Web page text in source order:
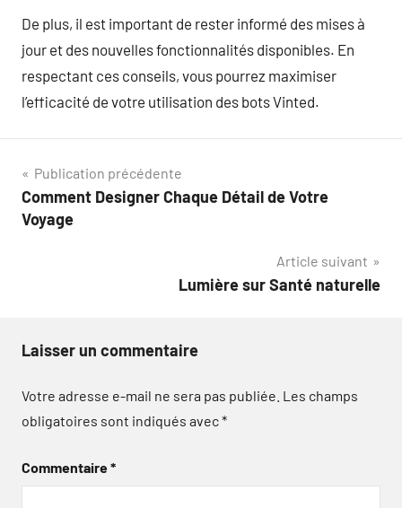
De plus, il est important de rester informé des mises à
jour et des nouvelles fonctionnalités disponibles. En
respectant ces conseils, vous pourrez maximiser
l’efficacité de votre utilisation des bots Vinted.
Navigation
de
Publication précédente
Comment Designer Chaque Détail de Votre
Voyage
Article suivant
Lumière sur Santé naturelle
Laisser un commentaire
Votre adresse e-mail ne sera pas publiée. Les champs
obligatoires sont indiqués avec*
Commentaire*